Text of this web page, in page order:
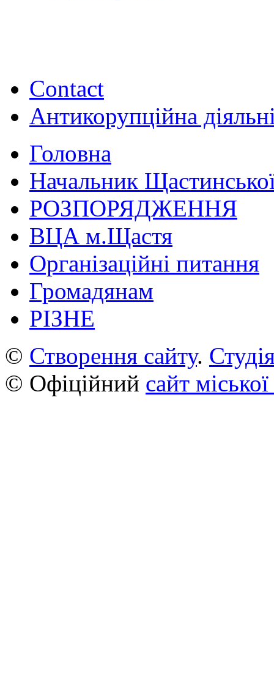
Contact
Антикорупційна
Головна
Начальник
РОЗПОРЯДЖЕННЯ
ВЦА м.Щастя
Організаційні питання
Громадянам
РІЗНЕ
© Створення сайту.
© Офіційний сайт